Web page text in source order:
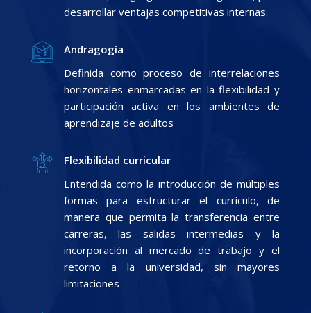
desarrollar ventajas competitivas internas.
Andragogía
Definida como proceso de interrelaciones
horizontales enmarcadas en la flexibilidad y
participación activa en los ambientes de
aprendizaje de adultos
Flexibilidad curricular
Entendida como la introducción de múltiples
formas para estructurar el currículo, de
manera que permita la transferencia entre
carreras, las salidas intermedias y la
incorporación al mercado de trabajo y el
retorno a la universidad, sin mayores
limitaciones